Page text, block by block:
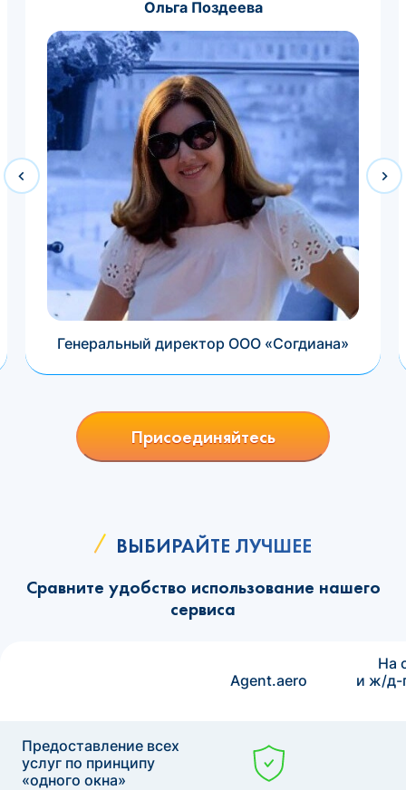
Ольга Поздеева
Генеральный директор ООО «Согдиана»
Присоединяйтесь
ВЫБИРАЙТЕ ЛУЧШЕЕ
Сравните удобство использование нашего
сервиса
Agent.aero
На
и ж/д-
Предоставление всех
услуг по принципу
«одного окна»